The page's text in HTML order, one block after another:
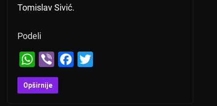
Tomislav Sivić.
Podeli
W
h
at
Vi
b
er
F
Opširnije